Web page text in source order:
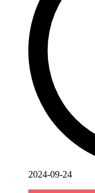
2024-09-24